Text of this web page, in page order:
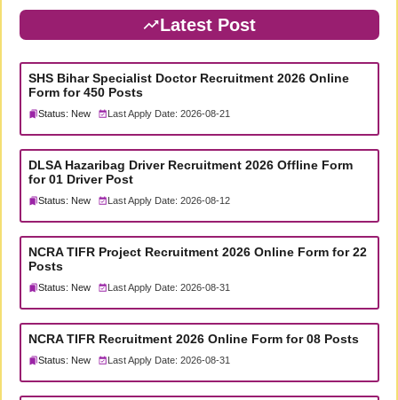
Latest Post
SHS Bihar Specialist Doctor Recruitment 2026 Online
Form for 450 Posts
Status: New Last Apply Date: 2026-08-21
DLSA Hazaribag Driver Recruitment 2026 Offline Form
for 01 Driver Post
Status: New Last Apply Date: 2026-08-12
NCRA TIFR Project Recruitment 2026 Online Form for 22
Posts
Status: New Last Apply Date: 2026-08-31
NCRA TIFR Recruitment 2026 Online Form for 08 Posts
Status: New Last Apply Date: 2026-08-31